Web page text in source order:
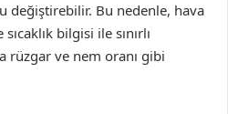
değiştirebilir. Bu nedenle, hava
bilgisi ile sınırlı
rüzgar ve nem oranı gibi